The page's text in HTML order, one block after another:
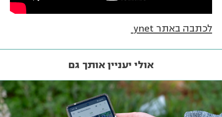
לכתבה באתר ynet
אולי יעניין אותך גם